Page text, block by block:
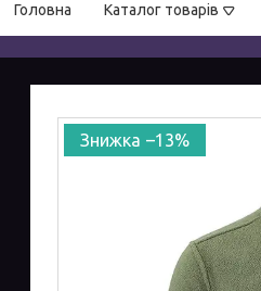
Головна Каталог товарів
–13%